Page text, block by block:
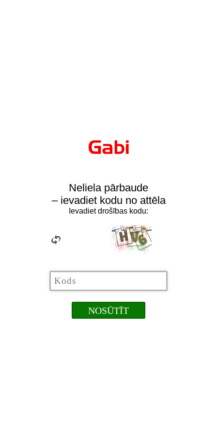
Neliela pārbaude
– ievadiet kodu no attēla
Ievadiet drošības kodu: